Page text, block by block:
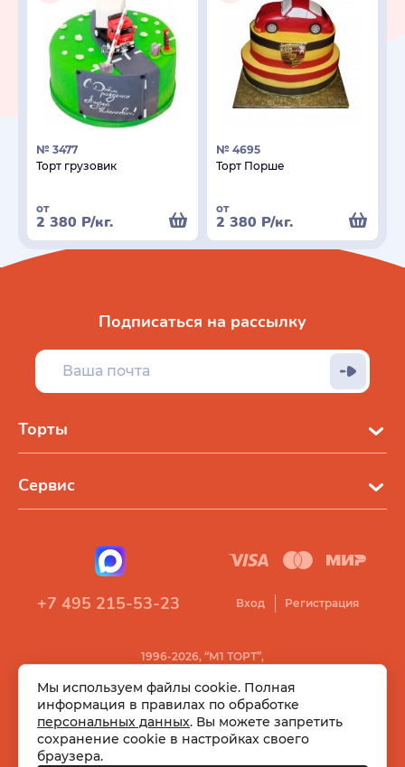
№ 3477
Торт грузовик
от
2 380 Р/кг.
№ 4695
Торт Порше
от
2 380 Р/кг.
Торты
Сервис
Подписаться на рассылку
1996-2026, “М1 ТОРТ”,
+7 495 215-53-23 Вход Регистрация
Мы используем файлы cookie. Полная
информация в правилах по обработке
персональных данных. Вы можете запретить
сохранение cookie в настройках своего
браузера.